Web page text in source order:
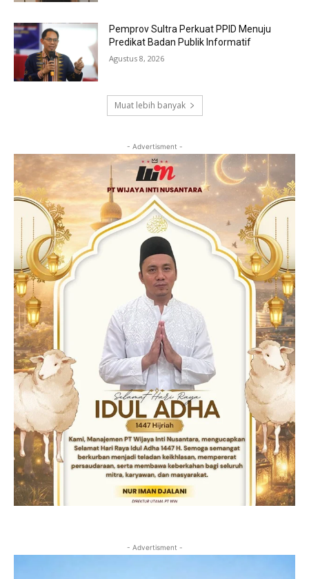
Pemprov Sultra Perkuat PPID Menuju
Predikat Badan Publik Informatif
Agustus 8, 2026
Muat lebih banyak
- Advertisment -
- Advertisment -